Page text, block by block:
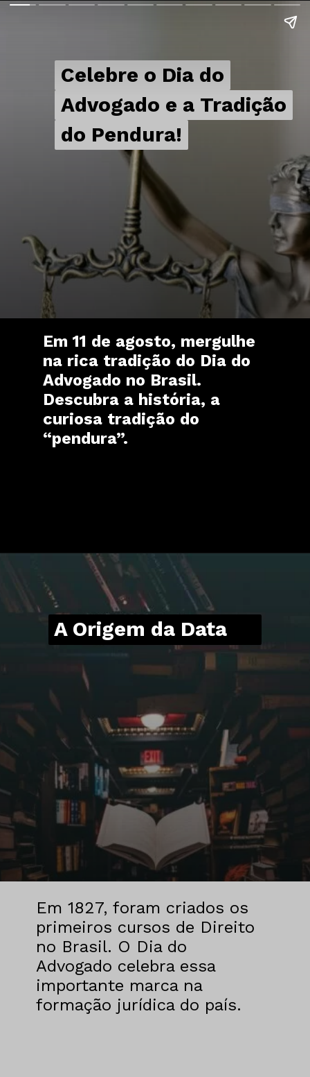
Celebre o Dia do
Advogado e a Tradição
do Pendura!
Celebre o Dia do
Advogado e a Tradição
do Pendura!
Em 11 de agosto, mergulhe
na rica tradição do Dia do
Advogado no Brasil.
Descubra a história, a
curiosa tradição do
“pendura”.